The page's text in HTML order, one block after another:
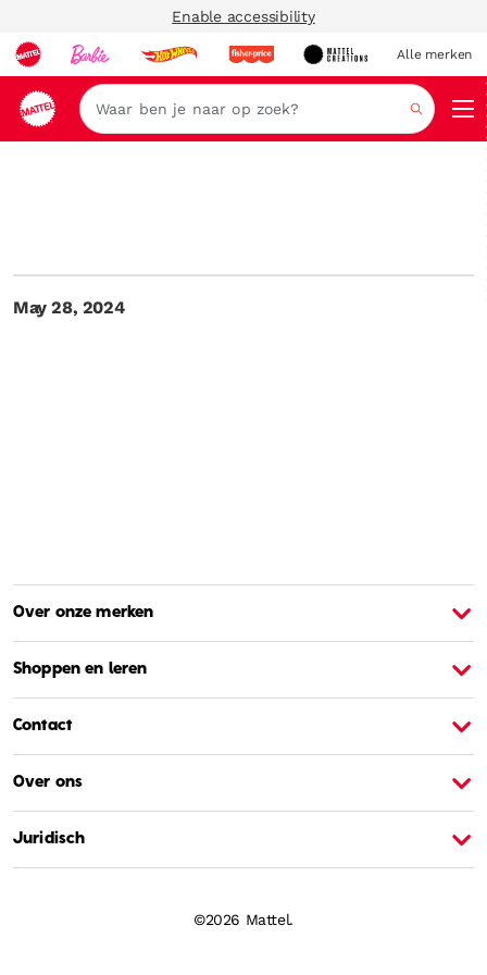
Enable accessibility
Alle merken
Zoeken
May 28, 2024
Over onze merken
Shoppen en leren
Contact
Over ons
Juridisch
©2026 Mattel.